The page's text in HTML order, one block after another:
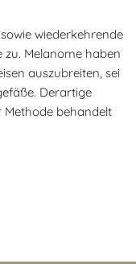
wiederkehrende
Melanome haben
auszubreiten, sei
Derartige
behandelt